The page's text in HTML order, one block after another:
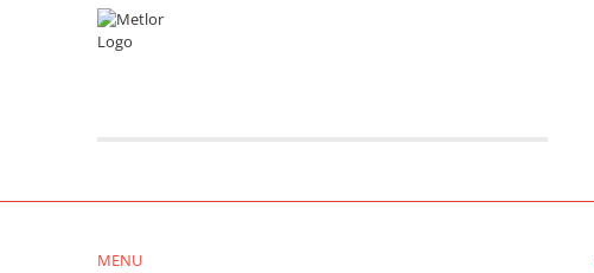
Catálogo 25/26
MENU